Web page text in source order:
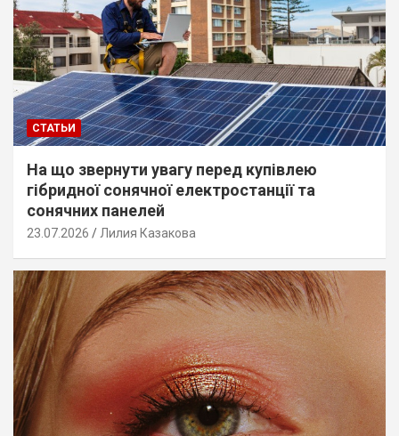
СТАТЬИ
На що звернути увагу перед купівлею
гібридної сонячної електростанції та
сонячних панелей
23.07.2026 Лилия Казакова